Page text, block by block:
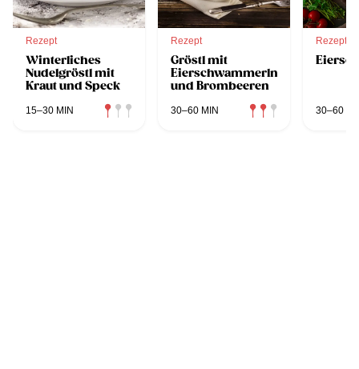
Rezept
Winterliches
Nudelgröstl mit
Kraut und Speck
15–30 MIN
Rezept
Gröstl mit
Eierschwammerln
und Brombeeren
30–60 MIN
Rezept
30–60